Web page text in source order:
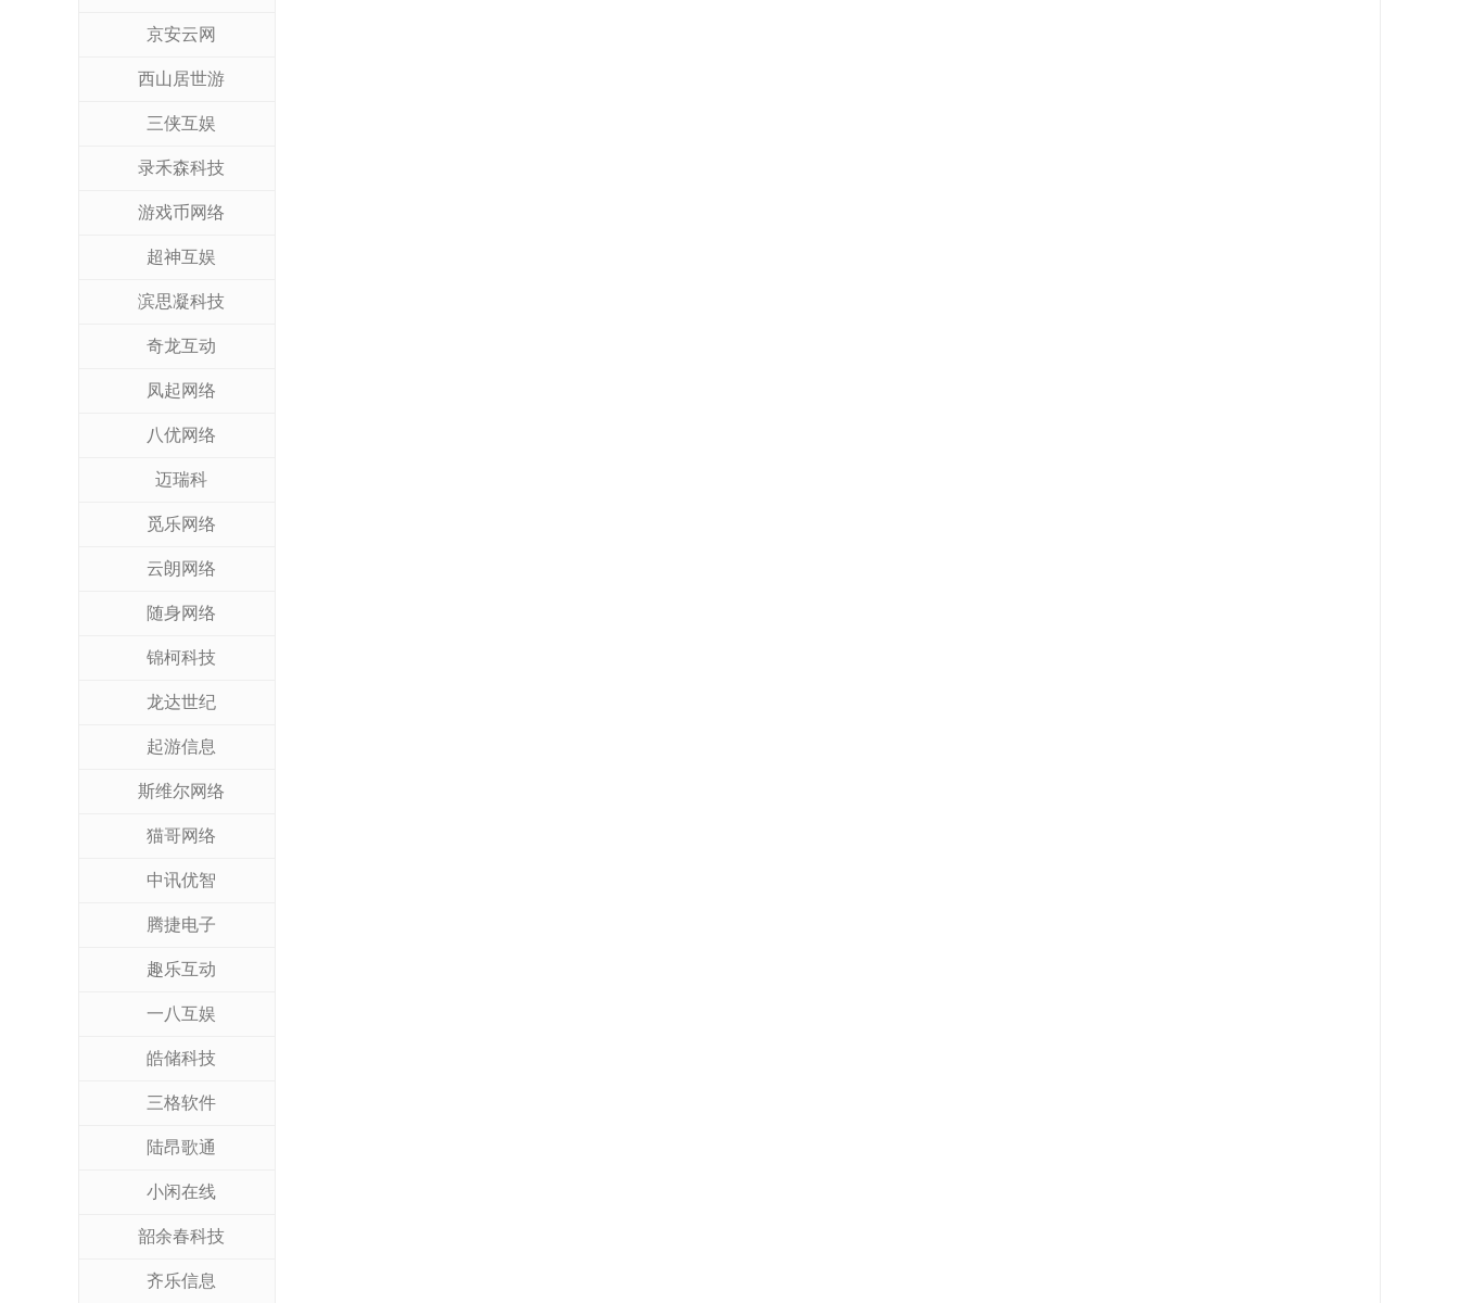
京安云网
西山居世游
三侠互娱
录禾森科技
游戏币网络
超神互娱
滨思凝科技
奇龙互动
凤起网络
八优网络
迈瑞科
觅乐网络
云朗网络
随身网络
锦柯科技
龙达世纪
起游信息
斯维尔网络
猫哥网络
中讯优智
腾捷电子
趣乐互动
一八互娱
皓储科技
三格软件
陆昂歌通
小闲在线
韶余春科技
齐乐信息